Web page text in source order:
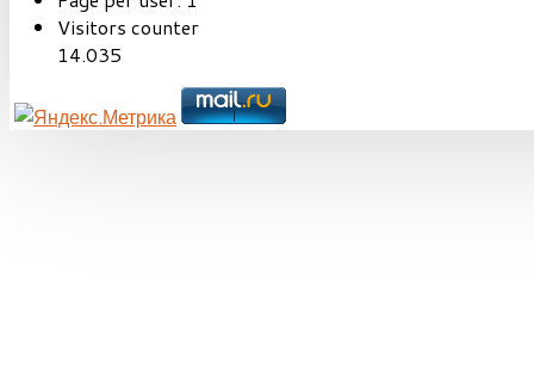
Visitors counter
14.035